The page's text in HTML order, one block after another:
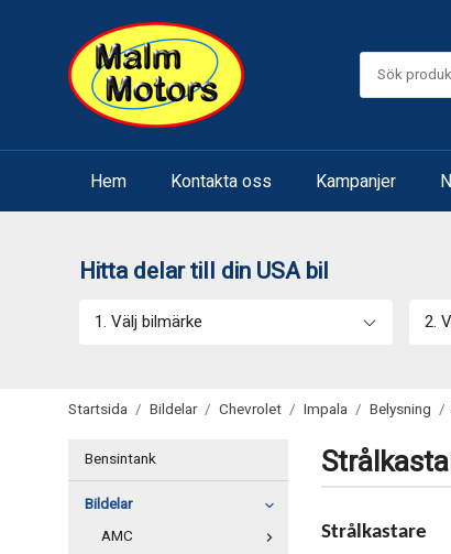
Hem Kontakta oss Kampanjer
Hitta delar till din USA bil
1. Välj bilmärke 2.
Startsida / Bildelar / Chevrolet / Impala / Belysning /
Bensintank
Bildelar
AMC
Strålkastare